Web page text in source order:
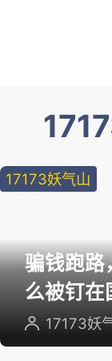
17173妖气山
骗钱跑路
么被钉在
17173妖